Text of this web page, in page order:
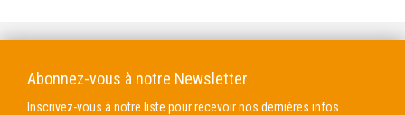
Abonnez-vous à notre Newsletter
Inscrivez-vous à notre liste pour recevoir nos dernières infos.